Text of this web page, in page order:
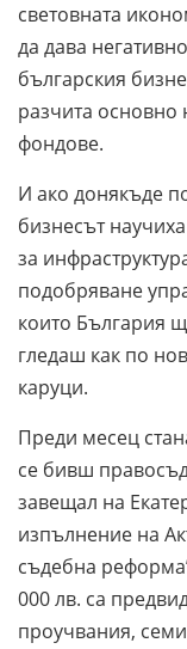
световната
да дава
българския
разчита основно
фондове.
И ако донякъде
бизнесът
за
подобряване
които България
гледаш как по
каруци.
Преди месец
се бивш
завещал на
изпълнение на
съдебна
000 лв. са
проучвания,